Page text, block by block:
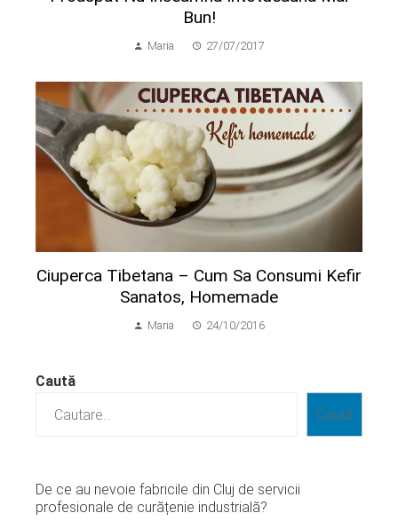
Bun!
Maria 27/07/2017
Ciuperca Tibetana – Cum Sa Consumi Kefir
Sanatos, Homemade
Maria 24/10/2016
Caută
Caută
De ce au nevoie fabricile din Cluj de servicii
profesionale de curățenie industrială?